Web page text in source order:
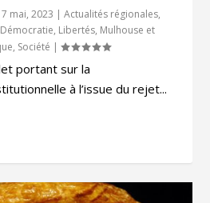
7 mai, 2023 |Actualités régionales,
Démocratie, Libertés, Mulhouse et
, Société |
portant sur la
à l’issue du rejet...